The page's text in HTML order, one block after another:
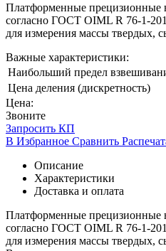
Платформенные
согласно ГОСТ OIML R 76-1-
для измерения массы твердых,
Важные характеристики:
Наибольший предел
Цена деления (дискретность)
Цена:
Звоните
Запросить КП
В Избранное Сравнить
Описание
Характеристики
Доставка и оплата
Платформенные
согласно ГОСТ OIML R 76-1-
для измерения массы твердых,